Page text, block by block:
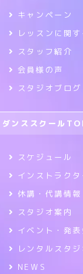
キャンペーン
レッスンに関
スタッフ紹介
会員様の声
スタジオブログ
ダンススクール
スケジュール
インストラクタ
休講・代講情報
スタジオ案内
イベント・発表
レンタルスタジ
NEWS